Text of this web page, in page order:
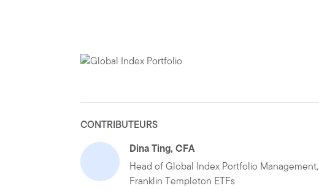
CONTRIBUTEURS
Dina Ting, CFA
Head of Global Index Portfolio Management,
Franklin Templeton ETFs